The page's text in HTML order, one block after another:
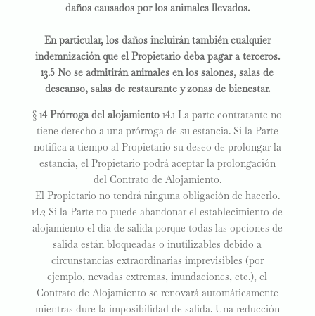
daños causados por los animales llevados.
En particular, los daños incluirán también cualquier
indemnización que el Propietario deba pagar a terceros.
13.5 No se admitirán animales en los salones, salas de
descanso, salas de restaurante y zonas de bienestar.
§14 Prórroga del alojamiento 14.1 La parte contratante no
tiene derecho a una prórroga de su estancia. Si la Parte
notifica a tiempo al Propietario su deseo de prolongar la
estancia, el Propietario podrá aceptar la prolongación
del Contrato de Alojamiento.
El Propietario no tendrá ninguna obligación de hacerlo.
14.2 Si la Parte no puede abandonar el establecimiento de
alojamiento el día de salida porque todas las opciones de
salida están bloqueadas o inutilizables debido a
circunstancias extraordinarias imprevisibles (por
ejemplo, nevadas extremas, inundaciones, etc.), el
Contrato de Alojamiento se renovará automáticamente
mientras dure la imposibilidad de salida. Una reducción